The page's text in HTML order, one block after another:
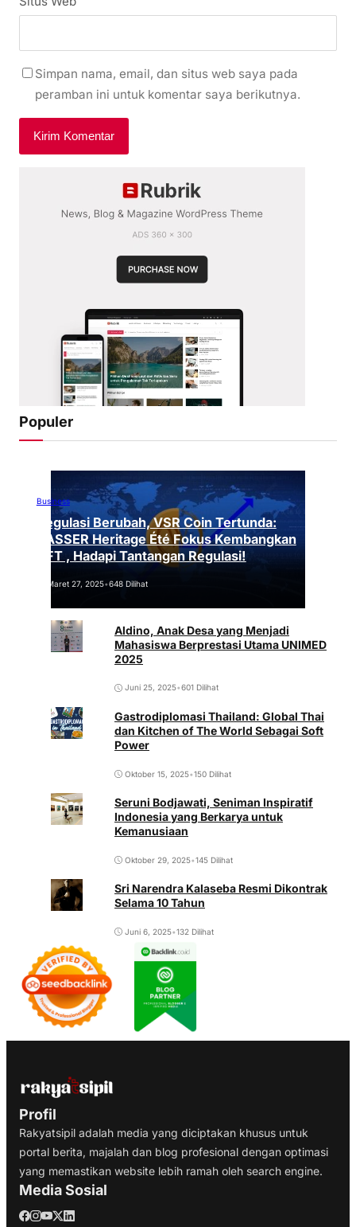
Simpan nama, email, dan situs web saya pada
peramban ini untuk komentar saya berikutnya.
Populer
Business
Regulasi Berubah, VSR Coin Tertunda:
VASSER Heritage Été Fokus Kembangkan
NFT , Hadapi Tantangan Regulasi!
Maret 27, 2025•648 Dilihat
Aldino, Anak Desa yang Menjadi
Mahasiswa Berprestasi Utama UNIMED
2025
Juni 25, 2025•601 Dilihat
Gastrodiplomasi Thailand: Global Thai
dan Kitchen of The World Sebagai Soft
Power
Oktober 15, 2025•150 Dilihat
Seruni Bodjawati, Seniman Inspiratif
Indonesia yang Berkarya untuk
Kemanusiaan
Oktober 29, 2025•145 Dilihat
Sri Narendra Kalaseba Resmi Dikontrak
Selama 10 Tahun
Juni 6, 2025•132 Dilihat
Profil
Rakyatsipil adalah media yang diciptakan khusus untuk
portal berita, majalah dan blog profesional dengan optimasi
yang memastikan website lebih ramah oleh search engine.
Media Sosial